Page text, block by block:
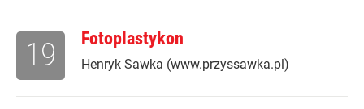
Fotoplastykon
Henryk Sawka (www.przyssawka.pl)
19